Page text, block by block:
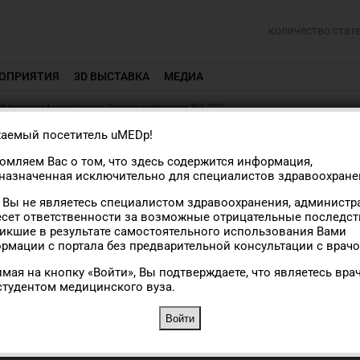
количество
3D ВЫСТАВКА МЕДИА
фармакотерапия. Урология и нефрология. № 2. 2017
УРОЛОГИЯ И НЕФРОЛОГИЯ. № 2.
PDF
электронную версию
в архив журнала
посетитель uMEDp!
Вас о том, что здесь содержится информация,
исключительно для специалистов
не являетесь специалистом здравоохранения,
ответственности за возможные отрицательные
в результате самостоятельного использования Вами
с портала без предварительной консультации с
на кнопку «Войти», Вы подтверждаете, что являетесь
медицинского вуза.